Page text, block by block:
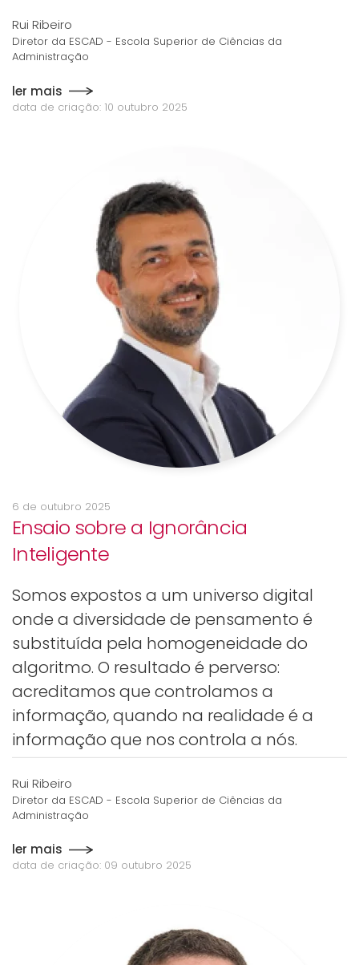
Rui Ribeiro
Diretor da ESCAD - Escola Superior de Ciências da
Administração
ler mais
data de criação: 10 outubro 2025
6 de outubro 2025
Ensaio sobre a Ignorância
Inteligente
Somos expostos a um universo digital
onde a diversidade de pensamento é
substituída pela homogeneidade do
algoritmo. O resultado é perverso:
acreditamos que controlamos a
informação, quando na realidade é a
informação que nos controla a nós.
Rui Ribeiro
Diretor da ESCAD - Escola Superior de Ciências da
Administração
ler mais
data de criação: 09 outubro 2025